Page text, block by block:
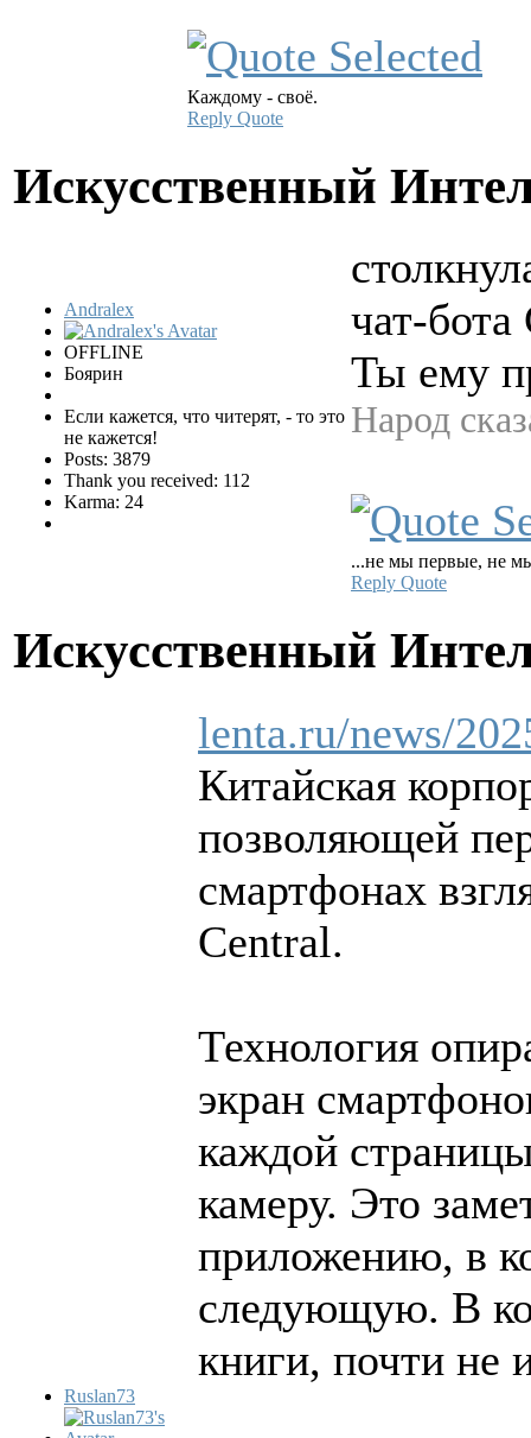
Каждому - своё.
Reply Quote
Искусственный
Andralex
OFFLINE
Боярин
Если кажется, что читерят, - то это
не кажется!
Posts: 3879
Thank you received: 112
Karma: 24
чат-бота
Ты ему
Народ
...не мы первые, не
Reply Quote
Искусственный
Ruslan73
lenta.ru/news/
Китайская
позволяющей
смартфонах
Central.
Технология
экран
каждой
камеру. Это
приложению, в
следующую. В
книги, почти не